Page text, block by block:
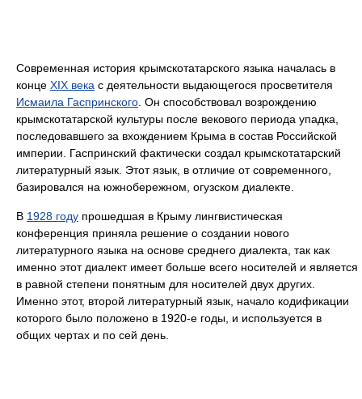
Современная история крымскотатарского языка началась в
конце XIX века с деятельности выдающегося просветителя
Исмаила Гаспринского . Он способствовал возрождению
крымскотатарской культуры после векового периода упадка,
последовавшего за вхождением Крыма в состав Российской
империи. Гаспринский фактически создал крымскотатарский
литературный язык. Этот язык, в отличие от современного,
базировался на южнобережном, огузском диалекте.
В 1928 году прошедшая в Крыму лингвистическая
конференция приняла решение о создании нового
литературного языка на основе среднего диалекта, так как
именно этот диалект имеет больше всего носителей и является
в равной степени понятным для носителей двух других.
Именно этот, второй литературный язык, начало кодификации
которого было положено в 1920-е годы, и используется в
общих чертах и по сей день.